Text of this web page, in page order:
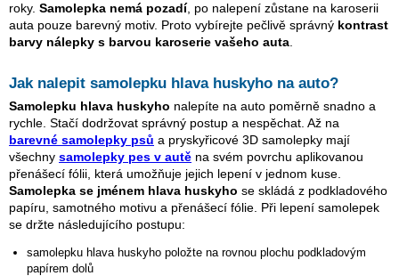
roky. Samolepka nemá pozadí, po nalepení zůstane na karoserii
auta pouze barevný motiv. Proto vybírejte pečlivě správný kontrast
barvy nálepky s barvou karoserie vašeho auta
Jak nalepit samolepku hlava huskyho na auto?
Samolepku hlava huskyho nalepíte na auto poměrně snadno a
rychle. Stačí dodržovat správný postup a nespěchat. Až na
barevné samolepky psů a pryskyřicové 3D samolepky mají
všechny samolepky pes v autě na svém povrchu aplikovanou
přenášecí fólii, která umožňuje jejich lepení v jednom kuse.
Samolepka se jménem hlava huskyho se skládá z podkladového
papíru, samotného motivu a přenášecí fólie. Při lepení samolepek
se držte následujícího postupu:
samolepku hlava huskyho položte na rovnou plochu podkladovým
papírem dolů